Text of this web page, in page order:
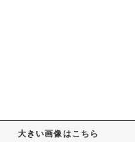
大きい画像はこちら